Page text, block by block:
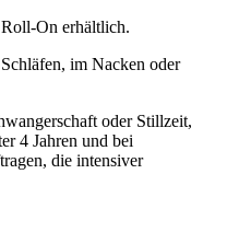
On erhältlich.
im Nacken oder
oder Stillzeit,
4 Jahren und bei
die intensiver